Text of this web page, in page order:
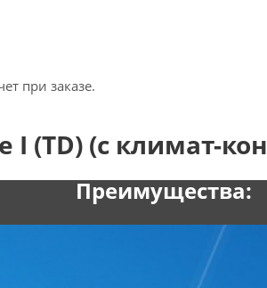
при заказе.
(TD) (с климат-
Преимущества: